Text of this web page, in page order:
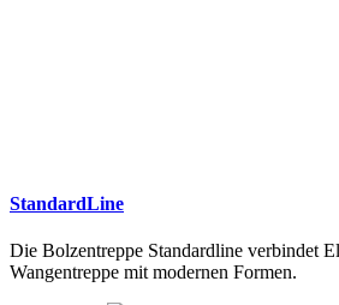
StandardLine
Die Bolzentreppe Standardline verbindet
Wangentreppe mit modernen Formen.